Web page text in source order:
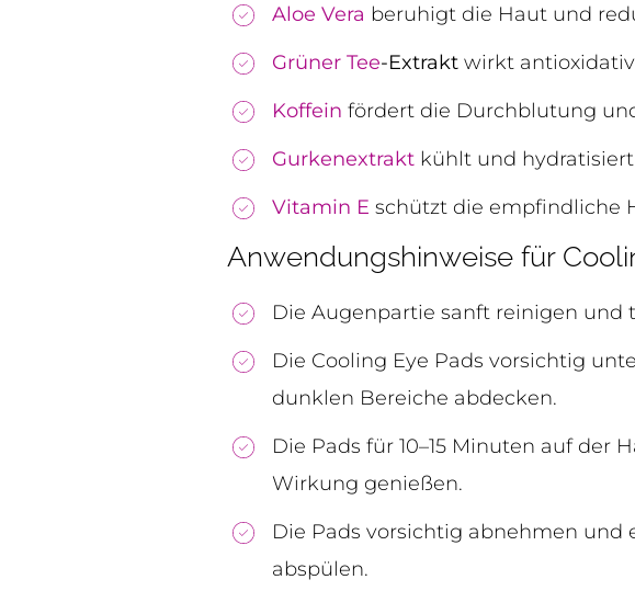
Aloe Vera beruhigt die Haut und
Grüner Tee-Extrakt wirkt
Koffein fördert die Durchblutung
Gurkenextrakt kühlt und
Vitamin E schützt die empfindliche
Anwendungshinweise für
Die Augenpartie sanft reinigen und
Die Cooling Eye Pads vorsichtig
dunklen Bereiche abdecken.
Die Pads für 10–15 Minuten auf der
Wirkung genießen.
Die Pads vorsichtig abnehmen
abspülen.